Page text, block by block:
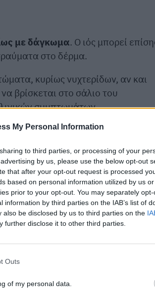
My Personal Information
to third parties, or processing of your
by us, please use the below opt-out
that after your opt-out request is processed
based on personal information utilized by us
prior to your opt-out. You may separately
by third parties on the IAB’s list of
be disclosed by us to third parties on the
further disclose it to other third parties.
Outs
of my personal data.
με δάγκωμα. Ο ιός μπορεί
στο δέρμα.
κυρίως νυχτερίδων, αν και
βρίσκεται στο σάλιο του
συμπτωμάτων.